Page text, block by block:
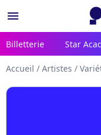
menu
Billetterie Star
Accueil / Artistes /